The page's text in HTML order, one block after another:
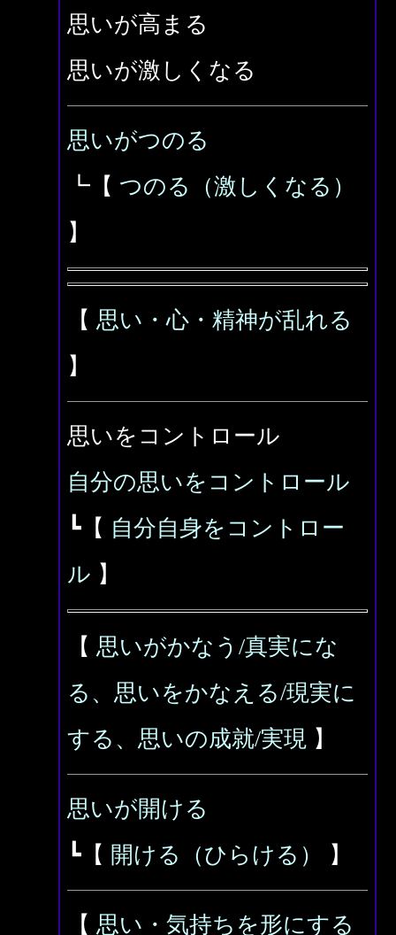
思いが高まる
思いが激しくなる
思いがつのる
┗【 つのる（激しくなる）
】
【 思い・心・精神が乱れる
】
思いをコントロール
自分の思いをコントロール
┗【 自分自身をコントロー
ル 】
【 思いがかなう/真実にな
る、思いをかなえる/現実に
する、思いの成就/実現 】
思いが開ける
┗【 開ける（ひらける） 】
【 思い・気持ちを形にする